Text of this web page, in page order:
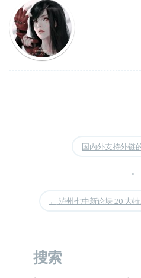
国内外支持外链
•
← 泸州七中新论坛 20 大
搜索